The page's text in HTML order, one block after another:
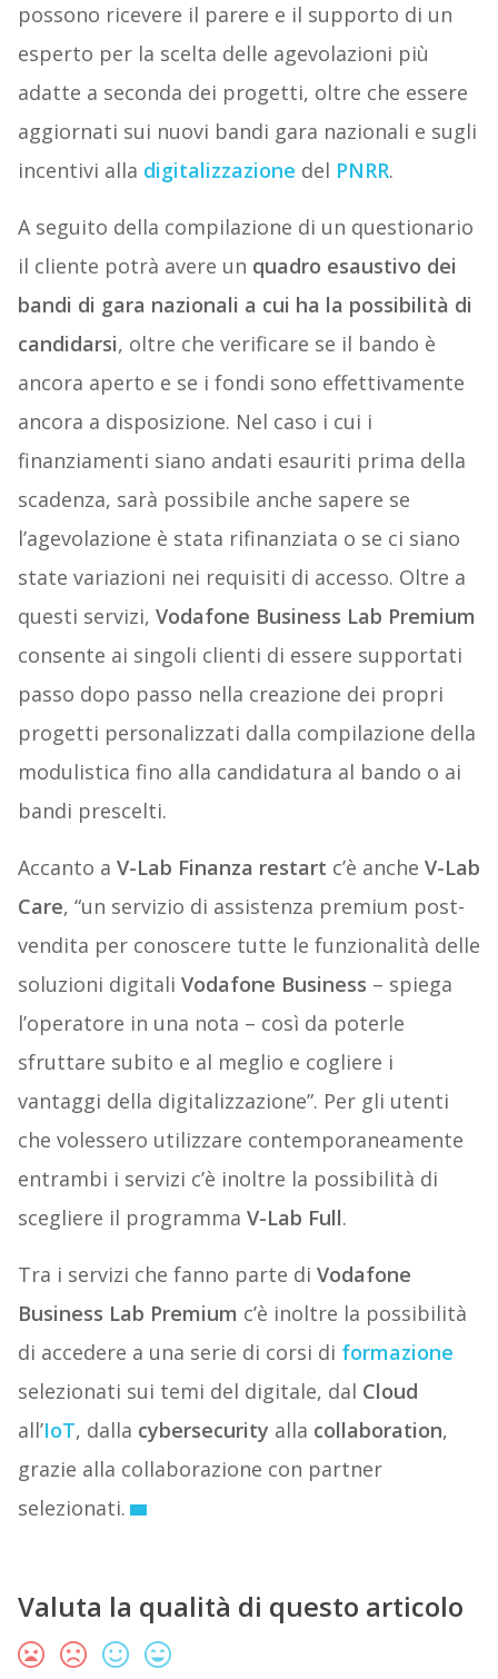
possono ricevere il parere e il supporto di un
esperto per la scelta delle agevolazioni più
adatte a seconda dei progetti, oltre che essere
aggiornati sui nuovi bandi gara nazionali e sugli
incentivi alla digitalizzazione del PNRR.
A seguito della compilazione di un questionario
il cliente potrà avere un quadro esaustivo dei
bandi di gara nazionali a cui ha la possibilità di
candidarsi, oltre che verificare se il bando è
ancora aperto e se i fondi sono effettivamente
ancora a disposizione. Nel caso i cui i
finanziamenti siano andati esauriti prima della
scadenza, sarà possibile anche sapere se
l’agevolazione è stata rifinanziata o se ci siano
state variazioni nei requisiti di accesso. Oltre a
questi servizi, Vodafone Business Lab Premium
consente ai singoli clienti di essere supportati
passo dopo passo nella creazione dei propri
progetti personalizzati dalla compilazione della
modulistica fino alla candidatura al bando o ai
bandi prescelti.
Accanto a V-Lab Finanza restart c’è anche V-Lab
Care, “un servizio di assistenza premium post-
vendita per conoscere tutte le funzionalità delle
soluzioni digitali Vodafone Business – spiega
l’operatore in una nota – così da poterle
sfruttare subito e al meglio e cogliere i
vantaggi della digitalizzazione”. Per gli utenti
che volessero utilizzare contemporaneamente
entrambi i servizi c’è inoltre la possibilità di
scegliere il programma V-Lab Full.
Tra i servizi che fanno parte di Vodafone
Business Lab Premium c’è inoltre la possibilità
di accedere a una serie di corsi di formazione
selezionati sui temi del digitale, dal Cloud
all’IoT, dalla cybersecurity alla collaboration,
grazie alla collaborazione con partner
selezionati.
Valuta la qualità di questo articolo